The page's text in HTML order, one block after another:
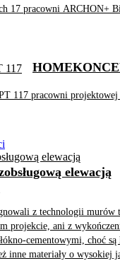
17 pracowni ARCHON+
117 pracowni
z technologii murów
projekcie, ani z
cementowymi, choć są
inne materiały o wysokiej
elewacją